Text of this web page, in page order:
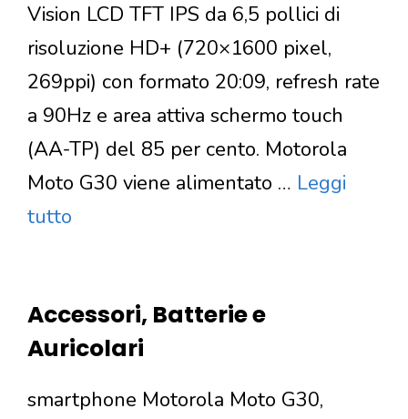
Vision LCD TFT IPS da 6,5 pollici di
risoluzione HD+ (720×1600 pixel,
269ppi) con formato 20:09, refresh rate
a 90Hz e area attiva schermo touch
(AA-TP) del 85 per cento. Motorola
Moto G30 viene alimentato … Leggi
tutto
Accessori, Batterie e
Auricolari
smartphone Motorola Moto G30,